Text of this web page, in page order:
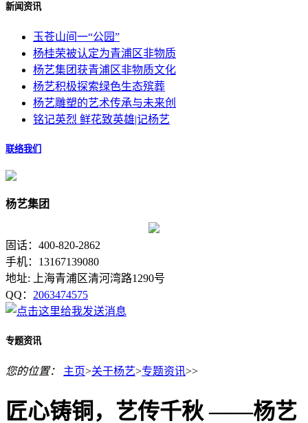
新闻资讯
玉苍山间一“公园”
杨桂荣被认定为青浦区非物质
杨艺集团获青浦区非物质文化
杨艺积极探索绿色生态殡葬
杨艺雕塑的艺术传承与未来创
铭记英烈 鲜花致英雄|记杨艺
联络我们
杨艺集团
固话：400-820-2862
手机：13167139080
地址: 上海青浦区清河湾路1290号
QQ： 2063474575
专题资讯
您的位置： 主页>关于杨艺>专题资讯>>
匠心铸铜，艺传千秋 ——杨艺